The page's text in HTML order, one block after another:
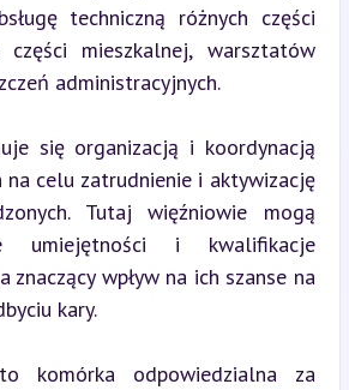
techniczną różnych części
mieszkalnej, warsztatów
administracyjnych.
się organizacją i koordynacją
na celu zatrudnienie i aktywizację
Tutaj więźniowie mogą
umiejętności i kwalifikacje
znaczący wpływ na ich szanse na
kary.
komórka odpowiedzialna za